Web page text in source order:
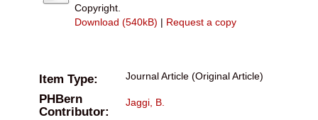
Copyright.
Download (540kB) | Request a copy
Item Type: Journal Article (Original Article)
PHBern
Contributor:
Jaggi, B.